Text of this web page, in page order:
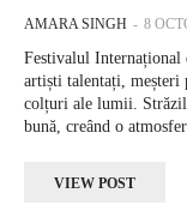
AMARA SINGH - 8
Festivalul Internațional
artiști talentați, meșteri
colțuri ale lumii.
bună, creând o
VIEW POST